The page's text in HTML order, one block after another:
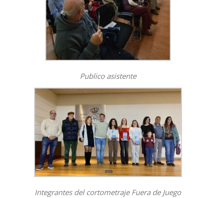
Publico asistente
Integrantes del cortometraje Fuera de Juego